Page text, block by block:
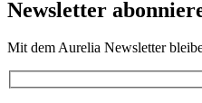
Newsletter
Mit dem Aurelia Newsletter